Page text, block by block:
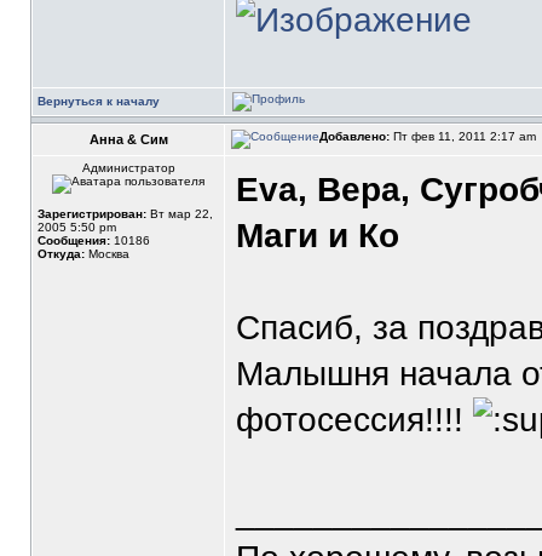
Вернуться к началу
Анна & Сим Добавлено: Пт фев 11, 2011 2:17 am
Администратор
Зарегистрирован: Вт мар 22,
2005 5:50 pm
Сообщения: 10186
Откуда: Москва
Eva, Вера,
Маги и Ко
Спасиб, за
Малышня начала
фотосессия!!!!